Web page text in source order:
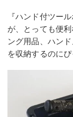
『ハンド付ツー
が、とっても便利
ング用品、ハン
を収納するのにぴ